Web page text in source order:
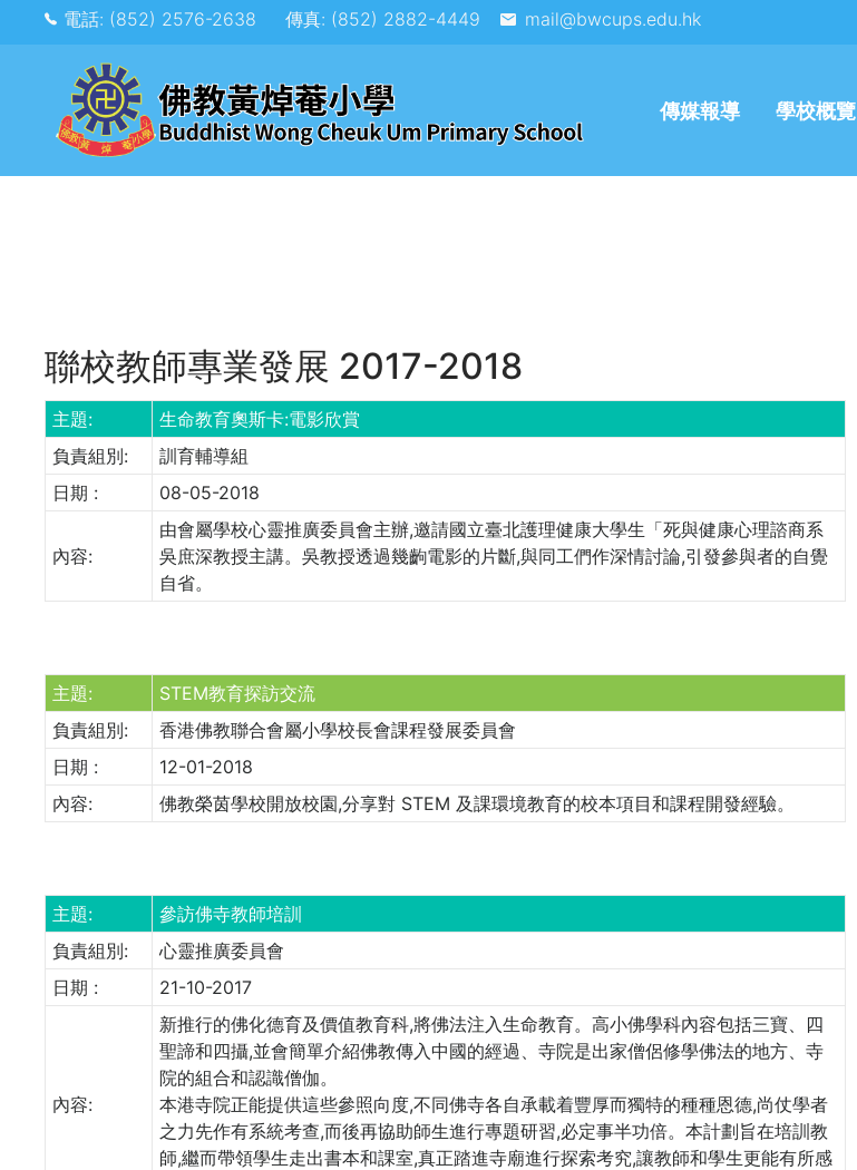
電話: (852) 2576-2638 傳真: (852) 2882-4449 mail@bwcups.edu.hk
傳媒報導 學校概覽
聯校教師專業發展 2017-2018
主題:
生命教育奧斯卡:電影欣賞
負責組別:
訓育輔導組
日期 :
08-05-2018
內容:
由會屬學校心靈推廣委員會主辦,邀請國立臺北護理健康大學生「死與健康心理諮商系
吳庶深教授主講。吳教授透過幾齣電影的片斷,與同工們作深情討論,引發參與者的自覺
自省。
主題:
STEM教育探訪交流
負責組別:
香港佛教聯合會屬小學校長會課程發展委員會
日期 :
12-01-2018
內容:
佛教榮茵學校開放校園,分享對 STEM 及課環境教育的校本項目和課程開發經驗。
主題:
參訪佛寺教師培訓
負責組別:
心靈推廣委員會
日期 :
21-10-2017
內容:
新推行的佛化德育及價值教育科,將佛法注入生命教育。高小佛學科內容包括三寶、四
聖諦和四攝,並會簡單介紹佛教傳入中國的經過、寺院是出家僧侶修學佛法的地方、寺
院的組合和認識僧伽。
本港寺院正能提供這些參照向度,不同佛寺各自承載着豐厚而獨特的種種恩德,尚仗學者
之力先作有系統考查,而後再協助師生進行專題研習,必定事半功倍。本計劃旨在培訓教
師,繼而帶領學生走出書本和課室,真正踏進寺廟進行探索考究,讓教師和學生更能有所感